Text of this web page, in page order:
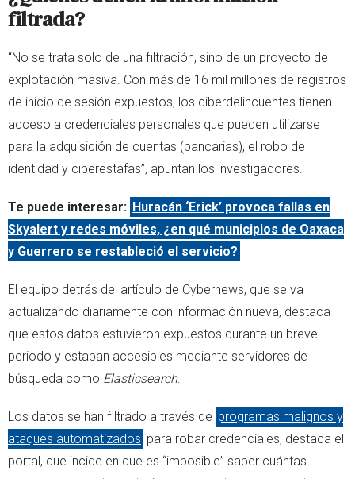
filtrada?
“No se trata solo de una filtración, sino de un proyecto de
explotación masiva. Con más de 16 mil millones de registros
de inicio de sesión expuestos, los ciberdelincuentes tienen
acceso a credenciales personales que pueden utilizarse
para la adquisición de cuentas (bancarias), el robo de
identidad y ciberestafas”, apuntan los investigadores.
Te puede interesar: Huracán ‘Erick’ provoca fallas en
Skyalert y redes móviles, ¿en qué municipios de Oaxaca
y Guerrero se restableció el servicio?
El equipo detrás del artículo de Cybernews, que se va
actualizando diariamente con información nueva, destaca
que estos datos estuvieron expuestos durante un breve
periodo y estaban accesibles mediante servidores de
búsqueda como Elasticsearch.
Los datos se han filtrado a través de programas malignos y
ataques automatizados para robar credenciales, destaca el
portal, que incide en que es “imposible” saber cuántas